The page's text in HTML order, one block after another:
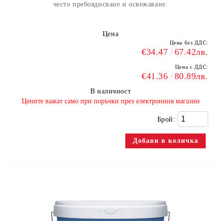
често пребоядисване и освежаване.
Цена
Цена без ДДС:
€34.47 67.42лв.
Цена с ДДС:
€41.36 80.89лв.
В наличност
​Цените важат само при поръчки през електронния магазин
Брой: